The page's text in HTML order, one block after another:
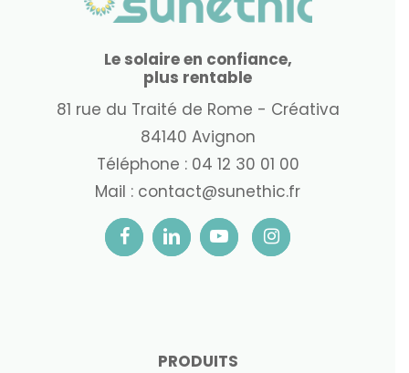
Le solaire en confiance,
plus rentable
81 rue du Traité de Rome - Créativa
84140 Avignon
Téléphone : 04 12 30 01 00
Mail : contact@sunethic.fr
PRODUITS